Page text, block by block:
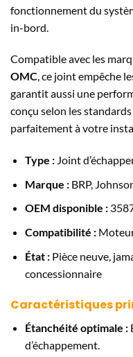
fonctionnement du
in-bord.
Compatible avec les
OMC, ce joint empêche
garantit aussi une
conçu selon les
parfaitement à votre
Type :Joint
Marque :BRP,
OEM disponible :
Compatibilité :
État :Pièce neuve,
concessionnaire
Caractéristiques
Étanchéité optimale :
d’échappement.